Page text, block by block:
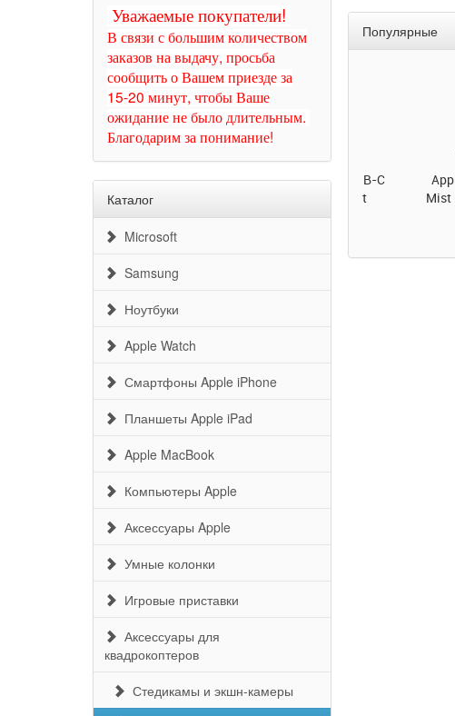
Уважаемые покупатели!
В связи с большим количеством
заказов на выдачу, просьба
сообщить о Вашем приезде за
15-20 минут, чтобы Ваше
ожидание не было длительным.
Благодарим за понимание!
Каталог
Microsoft
Samsung
Ноутбуки
Apple Watch
Смартфоны Apple iPhone
Планшеты Apple iPad
Apple MacBook
Компьютеры Apple
Аксессуары Apple
Умные колонки
Игровые приставки
Аксессуары для
квадрокоптеров
Стедикамы и экшн-камеры
Популярные
72
Apple
Mist Blue